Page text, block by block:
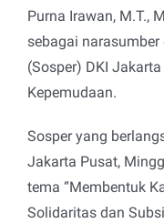
Purna Irawan, M.T.,
sebagai
(Sosper) DKI
Kepemudaan.
Sosper yang
Jakarta Pusat,
tema “Membentuk
Solidaritas dan